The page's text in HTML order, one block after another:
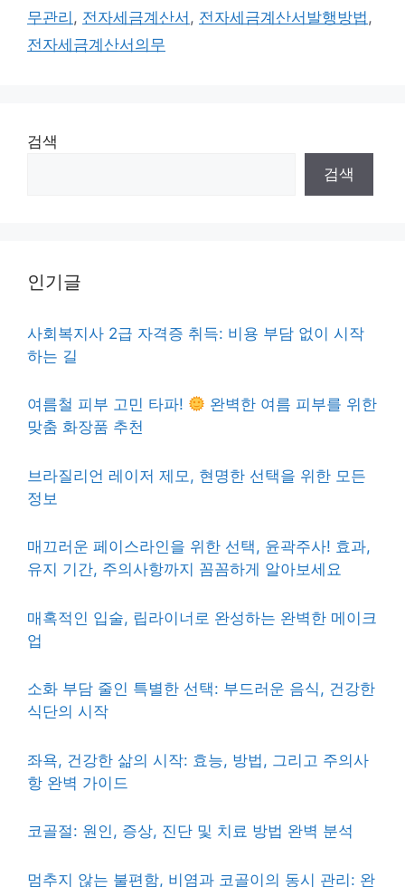
무관리 , 전자세금계산서 , 전자세금계산서발행방법 ,
전자세금계산서의무
검색
검색
인기글
사회복지사 2급 자격증 취득: 비용 부담 없이 시작
하는 길
여름철 피부 고민 타파!
완벽한 여름 피부를 위한
맞춤 화장품 추천
브라질리언 레이저 제모, 현명한 선택을 위한 모든
정보
매끄러운 페이스라인을 위한 선택, 윤곽주사! 효과,
유지 기간, 주의사항까지 꼼꼼하게 알아보세요
매혹적인 입술, 립라이너로 완성하는 완벽한 메이크
업
소화 부담 줄인 특별한 선택: 부드러운 음식, 건강한
식단의 시작
좌욕, 건강한 삶의 시작: 효능, 방법, 그리고 주의사
항 완벽 가이드
코골절: 원인, 증상, 진단 및 치료 방법 완벽 분석
멈추지 않는 불편함, 비염과 코골이의 동시 관리: 완